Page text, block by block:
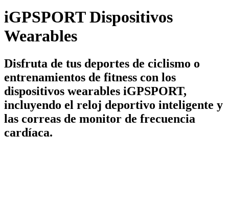
iGPSPORT Dispositivos
Wearables
Disfruta de tus deportes de ciclismo o
entrenamientos de fitness con los
dispositivos wearables iGPSPORT,
incluyendo el reloj deportivo inteligente y
las correas de monitor de frecuencia
cardíaca.